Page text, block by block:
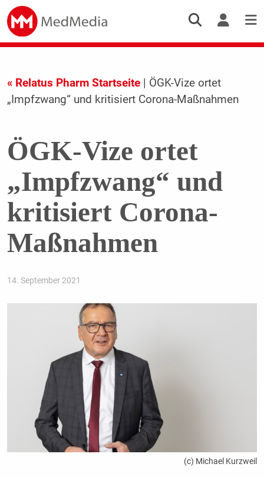
« Relatus Pharm Startseite| ÖGK-Vize ortet
„Impfzwang“ und kritisiert Corona-Maßnahmen
ÖGK-Vize ortet
„Impfzwang“ und
kritisiert Corona-
Maßnahmen
14. September 2021
(c) Michael Kurzweil